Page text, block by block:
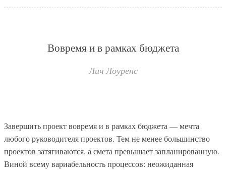
Вовремя и в рамках бюджета
Лич Лоуренс
Завершить проект вовремя и в рамках бюджета — мечта
любого руководителя проектов. Тем не менее большинство
проектов затягиваются, а смета превышает запланированную.
Виной всему вариабельность процессов: неожиданная